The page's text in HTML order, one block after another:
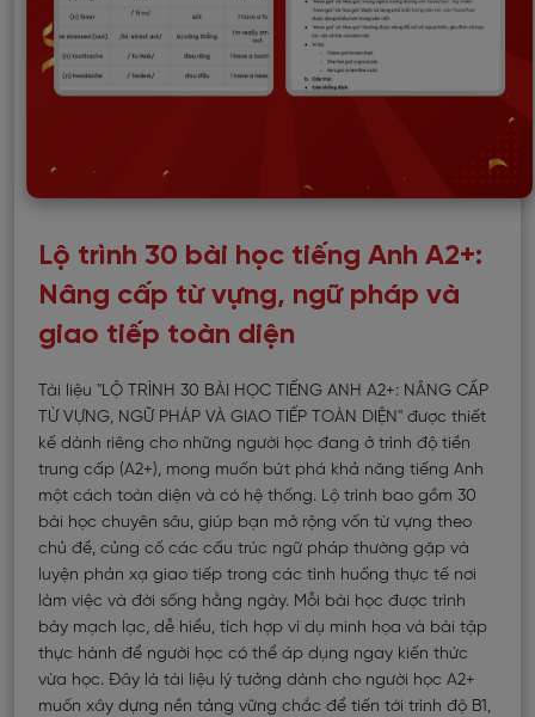
Lộ trình 30 bài học tiếng Anh A2+:
Nâng cấp từ vựng, ngữ pháp và
giao tiếp toàn diện
Tài liệu "LỘ TRÌNH 30 BÀI HỌC TIẾNG ANH A2+: NÂNG CẤP
TỪ VỰNG, NGỮ PHÁP VÀ GIAO TIẾP TOÀN DIỆN" được thiết
kế dành riêng cho những người học đang ở trình độ tiền
trung cấp (A2+), mong muốn bứt phá khả năng tiếng Anh
một cách toàn diện và có hệ thống. Lộ trình bao gồm 30
bài học chuyên sâu, giúp bạn mở rộng vốn từ vựng theo
chủ đề, củng cố các cấu trúc ngữ pháp thường gặp và
luyện phản xạ giao tiếp trong các tình huống thực tế nơi
làm việc và đời sống hằng ngày. Mỗi bài học được trình
bày mạch lạc, dễ hiểu, tích hợp ví dụ minh họa và bài tập
thực hành để người học có thể áp dụng ngay kiến thức
vừa học. Đây là tài liệu lý tưởng dành cho người học A2+
muốn xây dựng nền tảng vững chắc để tiến tới trình độ B1,